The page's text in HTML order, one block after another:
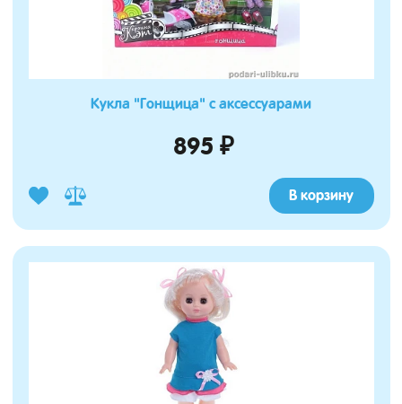
Кукла "Гонщица" с аксессуарами
895 ₽
В корзину